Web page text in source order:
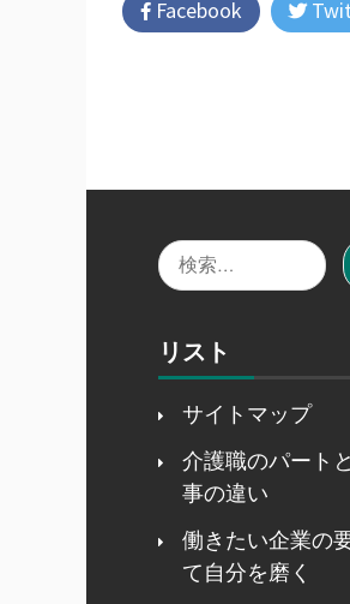
Facebook
検
索:
リスト
サイトマップ
介護職のパート
事の違い
働きたい企業の
て自分を磨く